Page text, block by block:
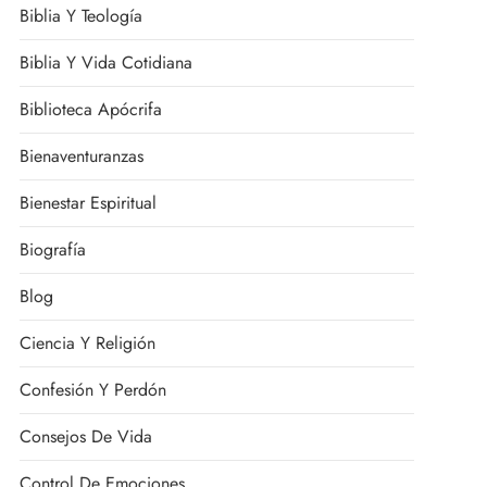
Biblia Y Teología
Biblia Y Vida Cotidiana
Biblioteca Apócrifa
Bienaventuranzas
Bienestar Espiritual
Biografía
Blog
Ciencia Y Religión
Confesión Y Perdón
Consejos De Vida